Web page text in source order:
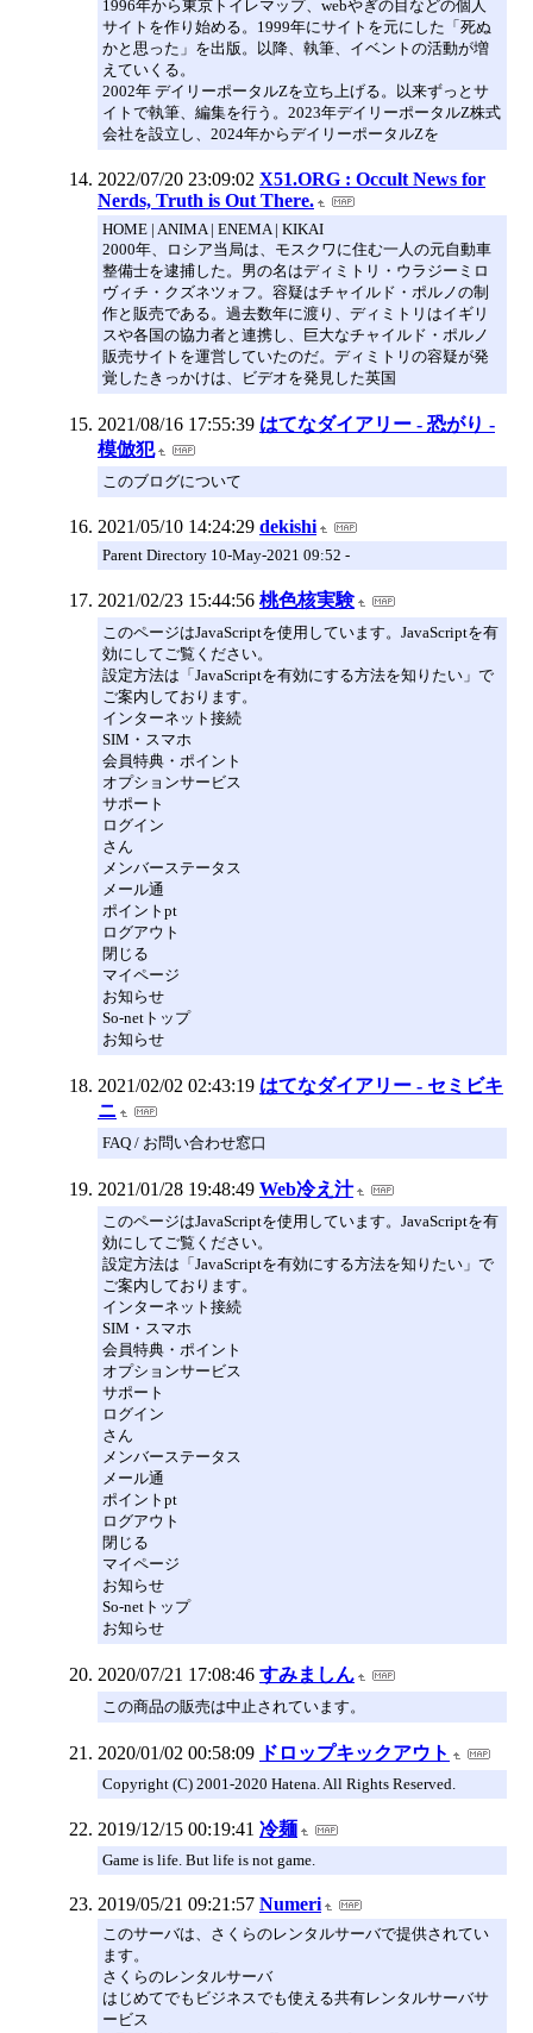
1996年から東京トイレマップ、webやぎの目などの個人
サイトを作り始める。1999年にサイトを元にした「死ぬ
かと思った」を出版。以降、執筆、イベントの活動が増
えていくる。
2002年 デイリーポータルZを立ち上げる。以来ずっとサ
イトで執筆、編集を行う。2023年デイリーポータルZ株式
会社を設立し、2024年からデイリーポータルZを
2022/07/20 23:09:02 X51.ORG : Occult News for
Nerds, Truth is Out There.
HOME | ANIMA | ENEMA | KIKAI
2000年、ロシア当局は、モスクワに住む一人の元自動車
整備士を逮捕した。男の名はディミトリ・ウラジーミロ
ヴィチ・クズネツォフ。容疑はチャイルド・ポルノの制
作と販売である。過去数年に渡り、ディミトリはイギリ
スや各国の協力者と連携し、巨大なチャイルド・ポルノ
販売サイトを運営していたのだ。ディミトリの容疑が発
覚したきっかけは、ビデオを発見した英国
2021/08/16 17:55:39 はてなダイアリー - 恐がり -
模倣犯
このブログについて
2021/05/10 14:24:29 dekishi
Parent Directory 10-May-2021 09:52 -
2021/02/23 15:44:56 桃色核実験
このページはJavaScriptを使用しています。JavaScriptを有
効にしてご覧ください。
設定方法は「JavaScriptを有効にする方法を知りたい」で
ご案内しております。
インターネット接続
SIM・スマホ
会員特典・ポイント
オプションサービス
サポート
ログイン
さん
メンバーステータス
メール通
ポイントpt
ログアウト
閉じる
マイページ
お知らせ
So-netトップ
お知らせ
2021/02/02 02:43:19 はてなダイアリー - セミビキ
ニ
FAQ / お問い合わせ窓口
2021/01/28 19:48:49 Web冷え汁
このページはJavaScriptを使用しています。JavaScriptを有
効にしてご覧ください。
設定方法は「JavaScriptを有効にする方法を知りたい」で
ご案内しております。
インターネット接続
SIM・スマホ
会員特典・ポイント
オプションサービス
サポート
ログイン
さん
メンバーステータス
メール通
ポイントpt
ログアウト
閉じる
マイページ
お知らせ
So-netトップ
お知らせ
2020/07/21 17:08:46 すみましん
この商品の販売は中止されています。
2020/01/02 00:58:09 ドロップキックアウト
Copyright (C) 2001-2020 Hatena. All Rights Reserved.
2019/12/15 00:19:41 冷麺
Game is life. But life is not game.
2019/05/21 09:21:57 Numeri
このサーバは、さくらのレンタルサーバで提供されてい
ます。
さくらのレンタルサーバ
はじめてでもビジネスでも使える共有レンタルサーバサ
ービス